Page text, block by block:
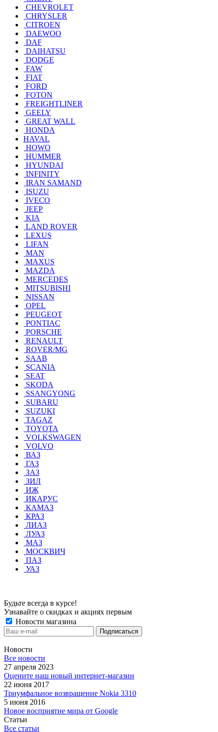
CHEVROLET
CHRYSLER
CITROEN
DAEWOO
DAF
DAIHATSU
DODGE
FAW
FIAT
FORD
FOTON
FREIGHTLINER
GEELY
GREAT WALL
HONDA
HAVAL
HOWO
HUMMER
HYUNDAI
INFINITY
IRAN SAMAND
ISUZU
IVECO
JEEP
KIA
LAND ROVER
LEXUS
LIFAN
MAN
MAXUS
MAZDA
MERCEDES
MITSUBISHI
NISSAN
OPEL
PEUGEOT
PONTIAC
PORSCHE
RENAULT
ROVER/MG
SAAB
SCANIA
SEAT
SKODA
SSANGYONG
SUBARU
SUZUKI
TAGAZ
TOYOTA
VOLKSWAGEN
VOLVO
ВАЗ
ГАЗ
ЗАЗ
ЗИЛ
ИЖ
ИКАРУС
КАМАЗ
КРАЗ
ЛИАЗ
ЛУАЗ
МАЗ
МОСКВИЧ
ПАЗ
УАЗ
Будьте всегда в курсе!
Узнавайте о скидках и акциях первым
Новости магазина
Новости
Все новости
27 апреля 2023
Оцените наш новый интернет-магазин
22 июня 2017
Триумфальное возвращение Nokia 3310
5 июня 2016
Новое восприятие мира от Google
Статьи
Все статьи